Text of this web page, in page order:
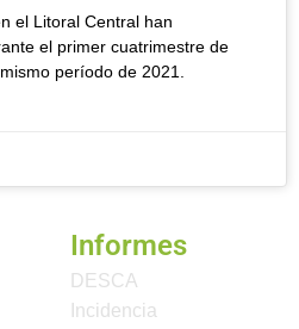
el Litoral Central han
el primer cuatrimestre de
período de 2021.
Informes
DESCA
Incidencia